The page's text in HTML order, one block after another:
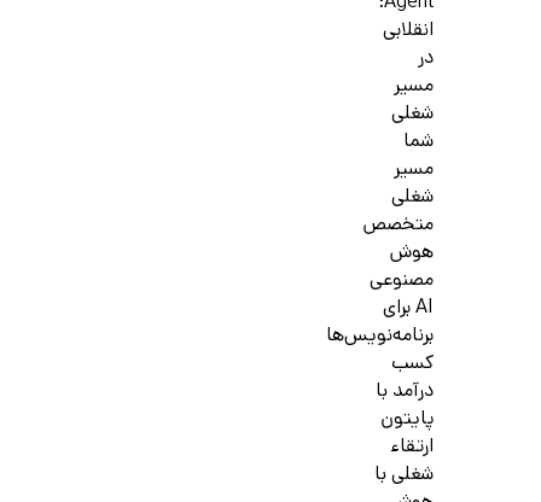
انقلابی
در
مسیر
شغلی
شما
مسیر
شغلی
متخصص
هوش
مصنوعی
AI برای
برنامه‌نویس‌ها
کسب
درآمد با
پایتون
ارتقاء
شغلی با